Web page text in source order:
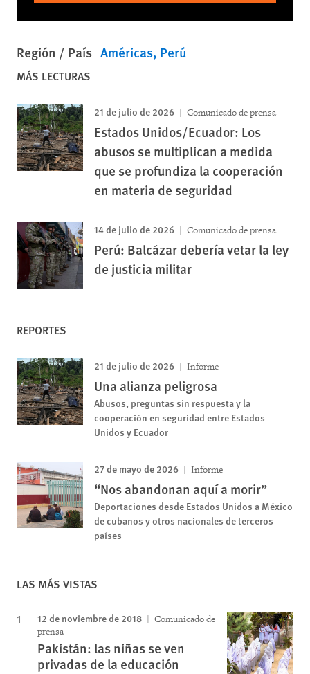
Región / País Américas Perú
MÁS LECTURAS
21 de julio de 2026 Comunicado de prensa
Estados Unidos/Ecuador: Los
abusos se multiplican a medida
que se profundiza la cooperación
en materia de seguridad
14 de julio de 2026 Comunicado de prensa
Perú: Balcázar debería vetar la ley
de justicia militar
REPORTES
21 de julio de 2026 Informe
Una alianza peligrosa
Abusos, preguntas sin respuesta y la
cooperación en seguridad entre Estados
Unidos y Ecuador
27 de mayo de 2026 Informe
“Nos abandonan aquí a morir”
Deportaciones desde Estados Unidos a México
de cubanos y otros nacionales de terceros
países
LAS MÁS VISTAS
12 de noviembre de 2018
Comunicado de
prensa
Pakistán: las niñas se ven
privadas de la educación